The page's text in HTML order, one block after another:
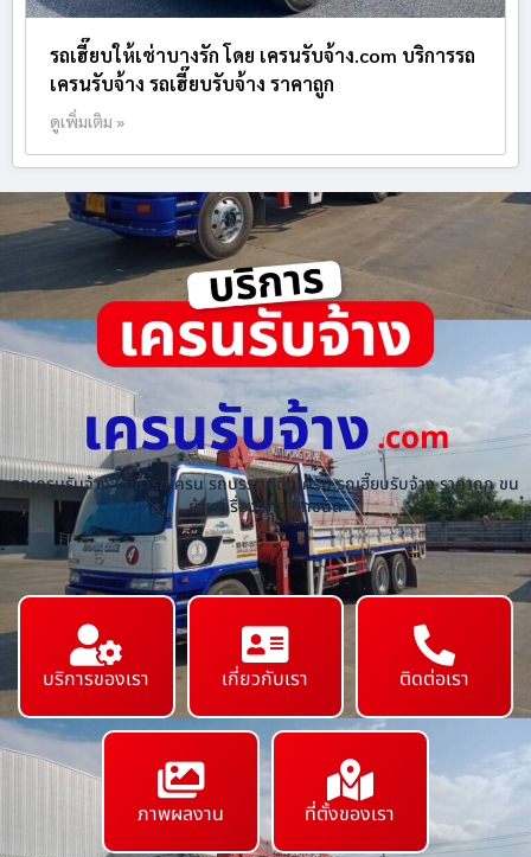
รถเฮี๊ยบให้เช่าบางรัก โดย เครนรับจ้าง.com บริการรถ
เครนรับจ้าง รถเฮี๊ยบรับจ้าง ราคาถูก
ดูเพิ่มเติม »
เครนรับจ้าง.com
รถเครนรับจ้าง ให้เช่ารถเครน รถบรรทุกติดเครน รถเฮี๊ยบรับจ้าง ราคาถูก ขน
ย้ายเครื่องจักร ทุกชนิด
บริการของเรา เกี่ยวกับเรา ติดต่อเรา
ภาพผลงาน ที่ตั้งของเรา